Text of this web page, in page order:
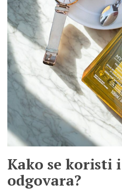
Kako se koristi
odgovara?